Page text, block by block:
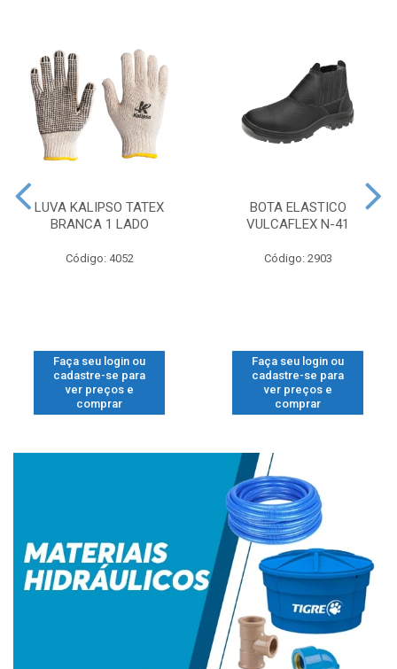
LUVA KALIPSO TATEX
BRANCA 1 LADO
Código: 4052
Faça seu login ou
cadastre-se para
ver preços e
comprar
BOTA ELASTICO
VULCAFLEX N-41
Código: 2903
Faça seu login ou
cadastre-se para
ver preços e
comprar